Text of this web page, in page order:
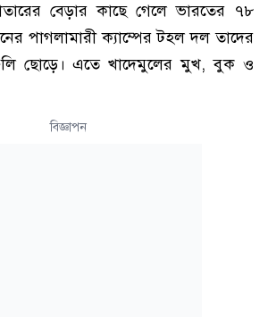
বেড়ার কাছে গেলে ভারতের ৭৮
পাগলামারী ক্যাম্পের টহল দল তাদের
ছোড়ে। এতে খাদেমুলের মুখ, বুক ও
বিজ্ঞাপন